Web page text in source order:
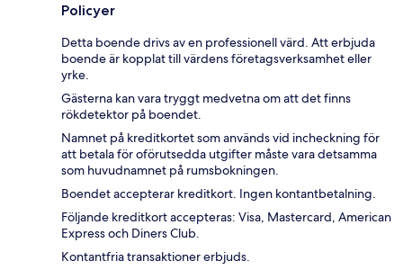
Policyer
Detta boende drivs av en professionell värd. Att erbjuda
boende är kopplat till värdens företagsverksamhet eller
yrke.
Gästerna kan vara tryggt medvetna om att det finns
rökdetektor på boendet.
Namnet på kreditkortet som används vid incheckning för
att betala för oförutsedda utgifter måste vara detsamma
som huvudnamnet på rumsbokningen.
Boendet accepterar kreditkort. Ingen kontantbetalning.
Följande kreditkort accepteras: Visa, Mastercard, American
Express och Diners Club.
Kontantfria transaktioner erbjuds.